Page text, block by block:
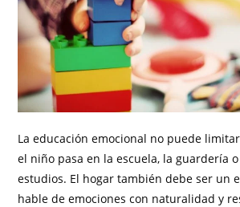
La educación emocional no puede
el niño pasa en la escuela, la guardería
estudios. El hogar también debe ser un
hable de emociones con naturalidad y